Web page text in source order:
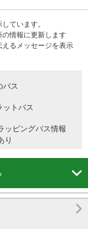
ています。
の情報に更新します
るメッセージを表示
バス
ットバス
ッピングバス情報
り

